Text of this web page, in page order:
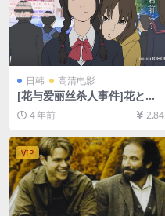
日韩 高清电影
[花与爱丽丝杀人事件]花とア
リス殺人事件 (2015)[百度网
盘+夸克网盘+迅雷云盘资源10
字]
4 年前 2.84
VIP